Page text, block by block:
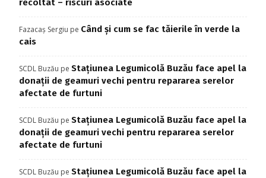
recoltat – riscuri asociate
Fazacaș Sergiu pe Când și cum se fac tăierile în verde la
cais
SCDL Buzău pe Stațiunea Legumicolă Buzău face apel la
donații de geamuri vechi pentru repararea serelor
afectate de furtuni
SCDL Buzău pe Stațiunea Legumicolă Buzău face apel la
donații de geamuri vechi pentru repararea serelor
afectate de furtuni
SCDL Buzău pe Stațiunea Legumicolă Buzău face apel la